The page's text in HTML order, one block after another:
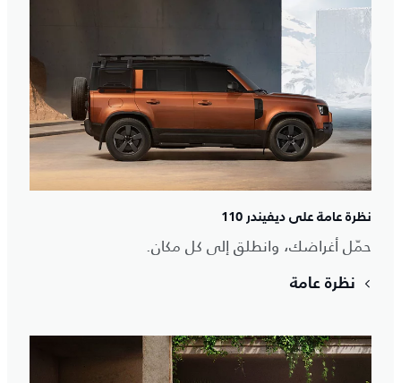
نظرة عامة على ديفيندر 110
حمّل أغراضك، وانطلق إلى كل مكان.
نظرة عامة